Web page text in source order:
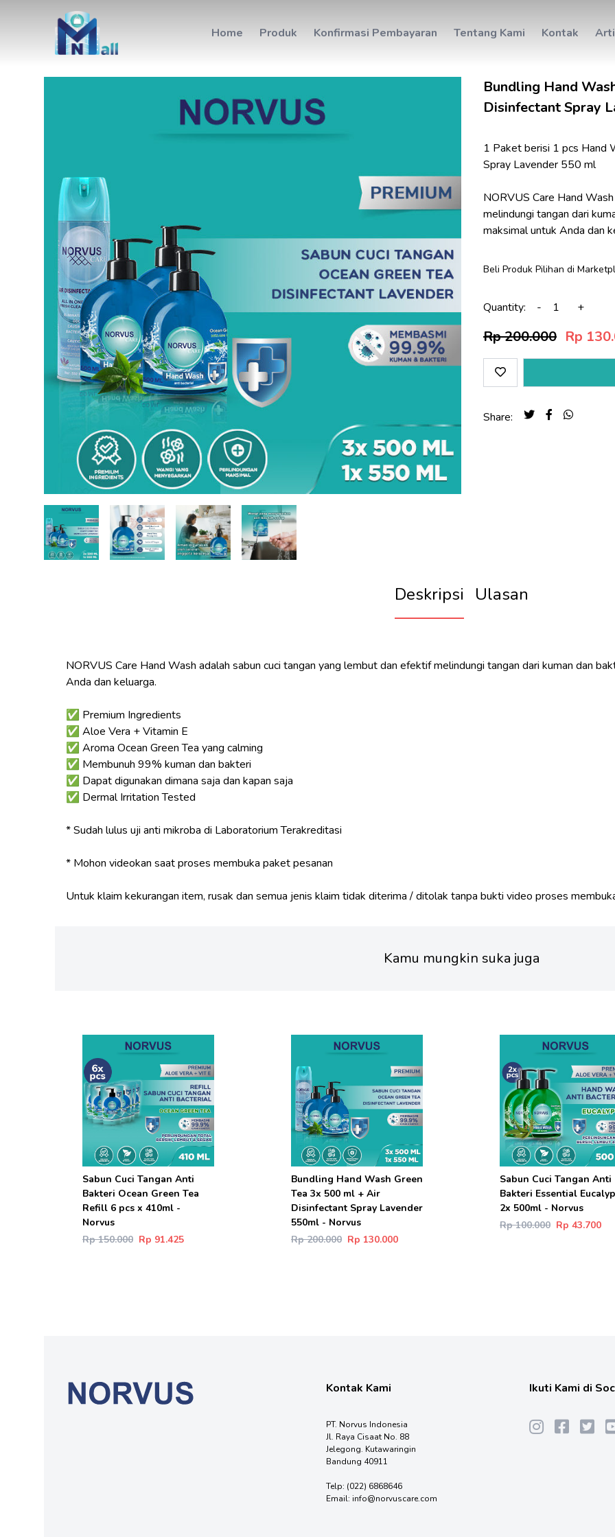
Home Produk Konfirmasi Pembayaran Tentang Kami Kontak
Bundling Hand
Disinfectant Spray
1 Paket berisi 1 pcs Hand
Spray Lavender 550 ml
NORVUS Care Hand
melindungi tangan dari
maksimal untuk Anda dan
Beli Produk Pilihan di
Quantity: - +
Rp 200.000 Rp
Share:
Deskripsi Ulasan
NORVUS Care Hand Wash adalah sabun cuci tangan yang lembut dan efektif melindungi tangan dari kuman dan
Anda dan keluarga.
✅ Premium Ingredients
✅ Aloe Vera + Vitamin E
✅ Aroma Ocean Green Tea yang calming
✅ Membunuh 99% kuman dan bakteri
✅ Dapat digunakan dimana saja dan kapan saja
✅ Dermal Irritation Tested
* Sudah lulus uji anti mikroba di Laboratorium Terakreditasi
* Mohon videokan saat proses membuka paket pesanan
Kamu mungkin suka juga
Sabun Cuci Tangan Anti
Bakteri Ocean Green Tea
Refill 6 pcs x 410ml -
Norvus
Rp 150.000 Rp 91.425
Bundling Hand Wash Green
Tea 3x 500 ml + Air
Disinfectant Spray Lavender
550ml - Norvus
Rp 200.000 Rp 130.000
Sabun Cuci Tangan Anti
Bakteri Essential
2x 500ml - Norvus
Rp 100.000 Rp 43.700
Kontak Kami
PT. Norvus Indonesia
Jl. Raya Cisaat No. 88
Jelegong. Kutawaringin
Bandung 40911
Telp: (022) 6868646
Email: info@norvuscare.com
Ikuti Kami di